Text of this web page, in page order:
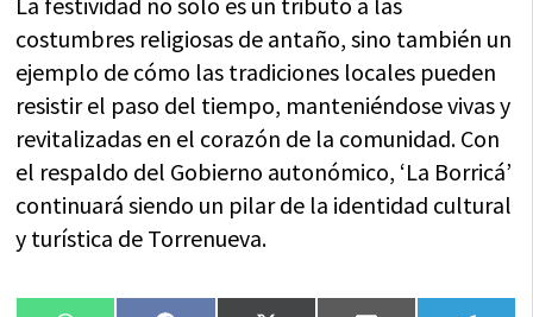
costumbres religiosas de antaño, sino también un
ejemplo de cómo las tradiciones locales pueden
resistir el paso del tiempo, manteniéndose vivas y
revitalizadas en el corazón de la comunidad. Con
el respaldo del Gobierno autonómico, ‘La Borricá’
continuará siendo un pilar de la identidad cultural
y turística de Torrenueva.